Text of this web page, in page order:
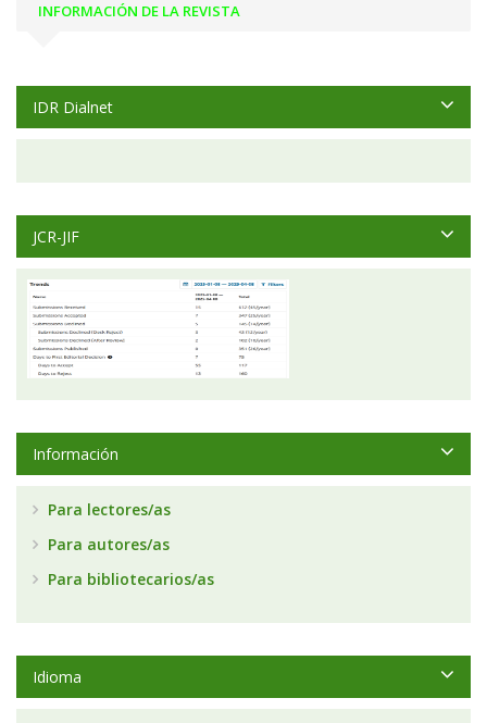
INFORMACIÓN DE LA REVISTA
IDR Dialnet
JCR-JIF
Información
Para lectores/as
Para autores/as
Para bibliotecarios/as
Idioma